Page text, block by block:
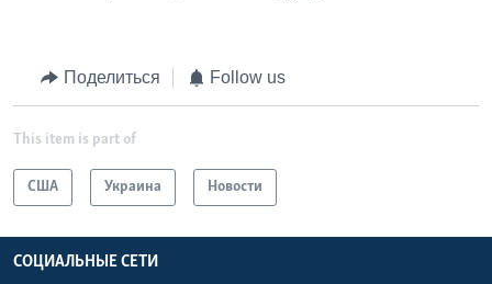
Поделиться Follow us
This item is part of
США Украина Новости
СОЦИАЛЬНЫЕ СЕТИ